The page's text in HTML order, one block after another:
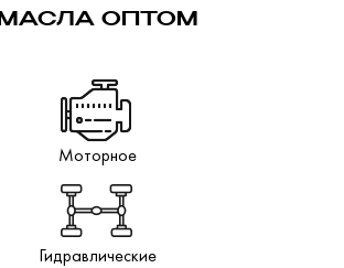
МАСЛА ОПТОМ
Моторное
Гидравлические